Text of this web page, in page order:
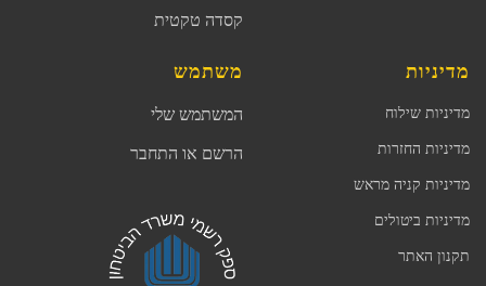
קסדה טקטית
מדיניות
מדיניות שילוח
מדיניות החזרות
מדיניות קניה מראש
מדיניות ביטולים
תקנון האתר
משתמש
המשתמש שלי
הרשם או התחבר